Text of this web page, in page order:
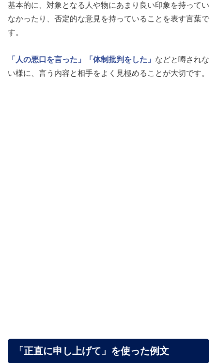
基本的に、対象となる人や物にあまり良い印象を持ってい
なかったり、否定的な意見を持っていることを表す言葉で
す。
「人の悪口を言った」 「体制批判をした」 などと噂されな
い様に、言う内容と相手をよく見極めることが大切です。
「正直に申し上げて」を使った例文